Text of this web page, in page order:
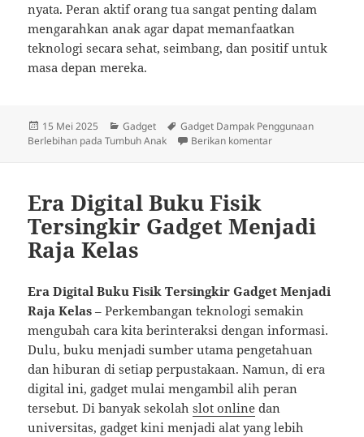
nyata. Peran aktif orang tua sangat penting dalam
mengarahkan anak agar dapat memanfaatkan
teknologi secara sehat, seimbang, dan positif untuk
masa depan mereka.
Diposkan
pada
15 Mei 2025 Kategori
Gadget Tag
Gadget Dampak Penggunaan
Berlebihan pada Tumbuh Anak
Berikan komentaruntuk Gadget
Era Digital Buku Fisik
Tersingkir Gadget Menjadi
Raja Kelas
Era Digital Buku Fisik Tersingkir Gadget Menjadi
Raja Kelas – Perkembangan teknologi semakin
mengubah cara kita berinteraksi dengan informasi.
Dulu, buku menjadi sumber utama pengetahuan
dan hiburan di setiap perpustakaan. Namun, di era
digital ini, gadget mulai mengambil alih peran
tersebut. Di banyak sekolahslot online dan
universitas, gadget kini menjadi alat yang lebih